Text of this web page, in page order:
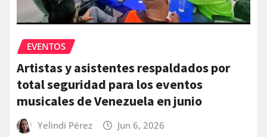
EVENTOS
Artistas y asistentes respaldados por
total seguridad para los eventos
musicales de Venezuela en junio
Yelindi Pérez Jun 6, 2026